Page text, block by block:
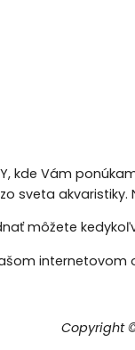
kde Vám
sveta
môžete
internetovom
Copyright